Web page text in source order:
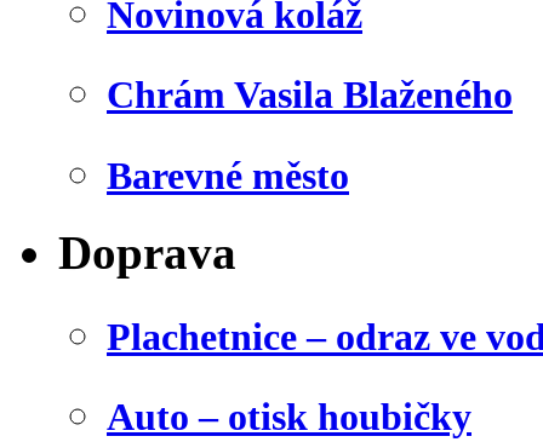
Novinová koláž
Chrám Vasila Blaženého
Barevné město
Doprava
Plachetnice – odraz ve
Auto – otisk houbičky